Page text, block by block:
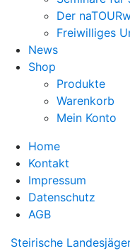
Der
Freiwilliges
News
Shop
Produkte
Warenkorb
Mein Konto
Home
Kontakt
Impressum
Datenschutz
AGB
Steirische